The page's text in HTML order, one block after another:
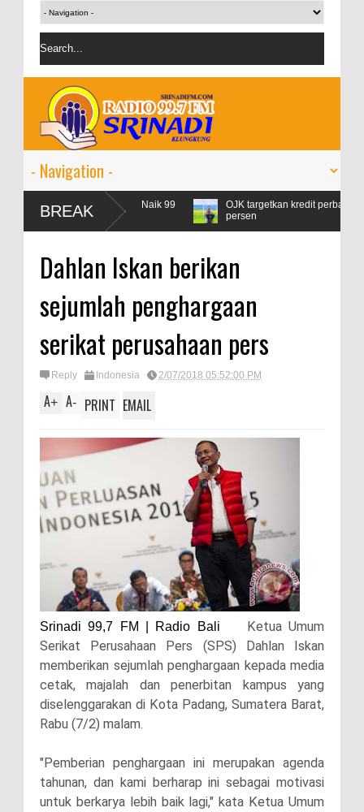
BREAK
Pertamax Naik 99
OJK targetkan kredit perbankan pada
persen
Dahlan Iskan berikan
sejumlah penghargaan
serikat perusahaan pers
Reply Indonesia 2/07/2018 05:52:00 PM
A+ A- PRINT EMAIL
Srinadi 99,7 FM | Radio Bali Ketua Umum
Serikat Perusahaan Pers (SPS) Dahlan Iskan
memberikan sejumlah penghargaan kepada media
cetak, majalah dan penerbitan kampus yang
diselenggarakan di Kota Padang, Sumatera Barat,
Rabu (7/2) malam.
"Pemberian penghargaan ini merupakan agenda
tahunan, dan kami berharap ini sebagai motivasi
untuk berkarya lebih baik lagi," kata Ketua Umum